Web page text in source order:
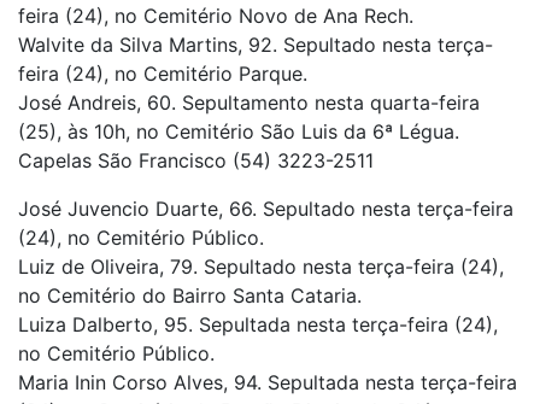
feira (24), no Cemitério Novo de Ana Rech.
Walvite da Silva Martins, 92. Sepultado nesta terça-
feira (24), no Cemitério Parque.
José Andreis, 60. Sepultamento nesta quarta-feira
(25), às 10h, no Cemitério São Luis da 6ª Légua.
Capelas São Francisco (54) 3223-2511
José Juvencio Duarte, 66. Sepultado nesta terça-feira
(24), no Cemitério Público.
Luiz de Oliveira, 79. Sepultado nesta terça-feira (24),
no Cemitério do Bairro Santa Cataria.
Luiza Dalberto, 95. Sepultada nesta terça-feira (24),
no Cemitério Público.
Maria Inin Corso Alves, 94. Sepultada nesta terça-feira